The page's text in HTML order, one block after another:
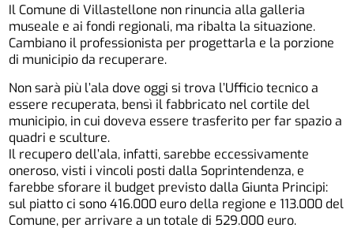
Il Comune di Villastellone non rinuncia alla galleria
museale e ai fondi regionali, ma ribalta la situazione.
Cambiano il professionista per progettarla e la porzione
di municipio da recuperare.
Non sarà più l’ala dove oggi si trova l’Ufficio tecnico a
essere recuperata, bensì il fabbricato nel cortile del
municipio, in cui doveva essere trasferito per far spazio a
quadri e sculture.
Il recupero dell’ala, infatti, sarebbe eccessivamente
oneroso, visti i vincoli posti dalla Soprintendenza, e
farebbe sforare il budget previsto dalla Giunta Principi:
sul piatto ci sono 416.000 euro della regione e 113.000 del
Comune, per arrivare a un totale di 529.000 euro.